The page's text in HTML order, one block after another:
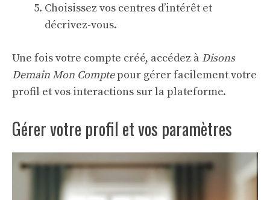
Choisissez vos centres d’intérêt et
décrivez-vous.
Une fois votre compte créé, accédez à Disons
Demain Mon Comptepour gérer facilement votre
profil et vos interactions sur la plateforme.
Gérer votre profil et vos paramètres